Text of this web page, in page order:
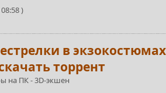
)
в
торрент
на ПК-3D-экшен